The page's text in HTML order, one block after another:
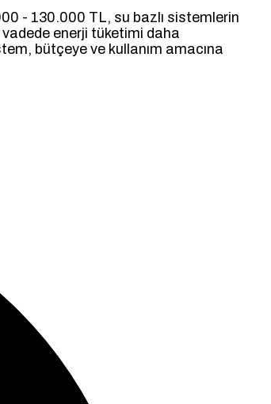
- 130.000 TL, su bazlı sistemlerin
enerji tüketimi daha
bütçeye ve kullanım amacına